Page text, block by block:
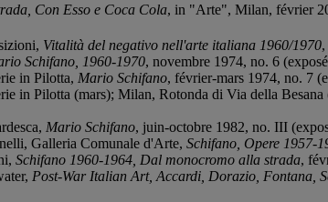
Con Esso e Coca Cola, in "Arte", Milan, février
Vitalità del negativo nell'arte italiana 1960/1970
Schifano, 1960-1970, novembre 1974, no. 6
in Pilotta, Mario Schifano, février-mars 1974, no. 7
in Pilotta (mars); Milan, Rotonda di Via della Besana
Mario Schifano, juin-octobre 1982, no. III
Galleria Comunale d'Arte, Schifano, Opere 1957-
Schifano 1960-1964, Dal monocromo alla strada,
Post-War Italian Art, Accardi, Dorazio, Fontana,